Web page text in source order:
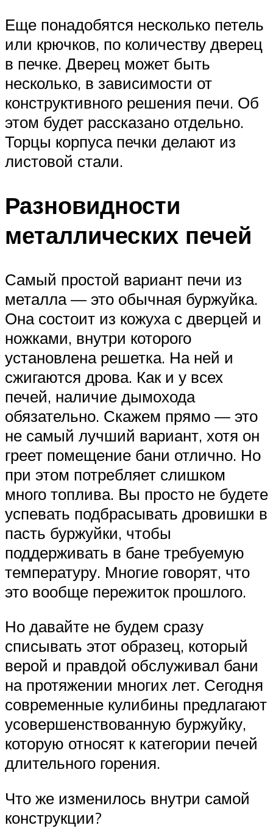
Еще понадобятся несколько петель
или крючков, по количеству дверец
в печке. Дверец может быть
несколько, в зависимости от
конструктивного решения печи. Об
этом будет рассказано отдельно.
Торцы корпуса печки делают из
листовой стали.
Разновидности
металлических печей
Самый простой вариант печи из
металла — это обычная буржуйка.
Она состоит из кожуха с дверцей и
ножками, внутри которого
установлена решетка. На ней и
сжигаются дрова. Как и у всех
печей, наличие дымохода
обязательно. Скажем прямо — это
не самый лучший вариант, хотя он
греет помещение бани отлично. Но
при этом потребляет слишком
много топлива. Вы просто не будете
успевать подбрасывать дровишки в
пасть буржуйки, чтобы
поддерживать в бане требуемую
температуру. Многие говорят, что
это вообще пережиток прошлого.
Но давайте не будем сразу
списывать этот образец, который
верой и правдой обслуживал бани
на протяжении многих лет. Сегодня
современные кулибины предлагают
усовершенствованную буржуйку,
которую относят к категории печей
длительного горения.
Что же изменилось внутри самой
конструкции?